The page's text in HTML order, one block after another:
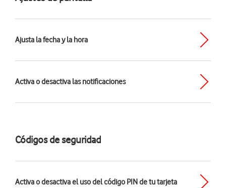
Ajusta la fecha y la hora
Activa o desactiva las notificaciones
Códigos de seguridad
Activa o desactiva el uso del código PIN de tu tarjeta